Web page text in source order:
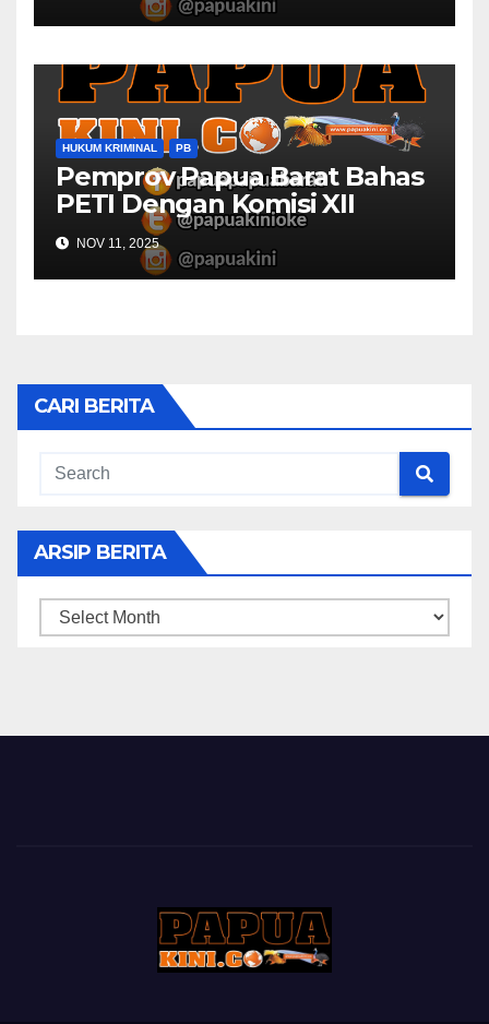
HUKUM KRIMINAL PB
Pemprov Papua Barat Bahas
PETI Dengan Komisi XII
NOV 11, 2025
CARI BERITA
ARSIP BERITA
ARSIP